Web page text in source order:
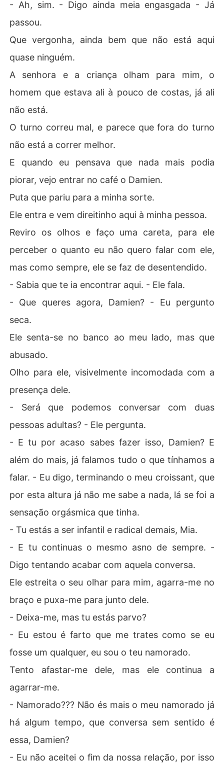
- Ah, sim. - Digo ainda meia engasgada - Já
passou.
Que vergonha, ainda bem que não está aqui
quase ninguém.
A senhora e a criança olham para mim, o
homem que estava ali à pouco de costas, já ali
não está.
O turno correu mal, e parece que fora do turno
não está a correr melhor.
E quando eu pensava que nada mais podia
piorar, vejo entrar no café o Damien.
Puta que pariu para a minha sorte.
Ele entra e vem direitinho aqui à minha pessoa.
Reviro os olhos e faço uma careta, para ele
perceber o quanto eu não quero falar com ele,
mas como sempre, ele se faz de desentendido.
- Sabia que te ia encontrar aqui. - Ele fala.
- Que queres agora, Damien? - Eu pergunto
seca.
Ele senta-se no banco ao meu lado, mas que
abusado.
Olho para ele, visivelmente incomodada com a
presença dele.
- Será que podemos conversar com duas
pessoas adultas? - Ele pergunta.
- E tu por acaso sabes fazer isso, Damien? E
além do mais, já falamos tudo o que tínhamos a
falar. - Eu digo, terminando o meu croissant, que
por esta altura já não me sabe a nada, lá se foi a
sensação orgásmica que tinha.
- Tu estás a ser infantil e radical demais, Mia.
- E tu continuas o mesmo asno de sempre. -
Digo tentando acabar com aquela conversa.
Ele estreita o seu olhar para mim, agarra-me no
braço e puxa-me para junto dele.
- Deixa-me, mas tu estás parvo?
- Eu estou é farto que me trates como se eu
fosse um qualquer, eu sou o teu namorado.
Tento afastar-me dele, mas ele continua a
agarrar-me.
- Namorado??? Não és mais o meu namorado já
há algum tempo, que conversa sem sentido é
essa, Damien?
- Eu não aceitei o fim da nossa relação, por isso